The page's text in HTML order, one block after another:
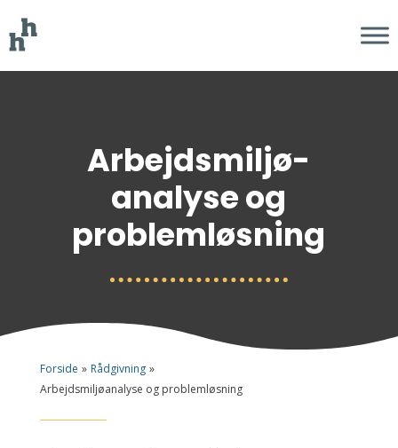
Arbejdsmiljø­­
analyse og
problemløsning
Forside » Rådgivning »
Arbejdsmiljøanalyse og problemløsning